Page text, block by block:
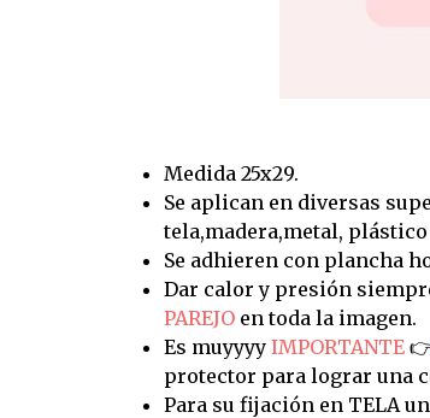
Medida 25x29.
Se aplican en diversas
tela,madera,metal, plástico
Se adhieren con plancha
Dar calor y presión
PAREJOen toda la imagen.
Es muyyyy IMPORTANTE
protector para lograr una
Para su fijación en TELA